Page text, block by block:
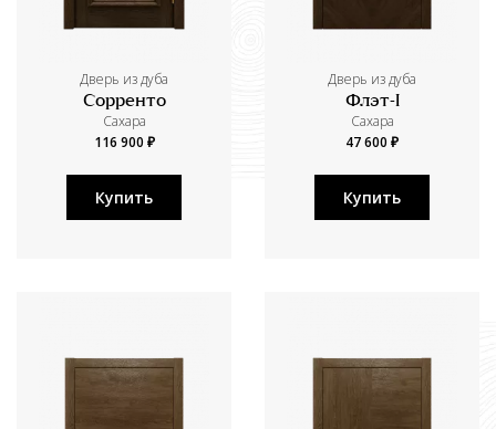
Дверь из дуба
Сорренто
Сахара
116 900 ₽
Купить
Дверь из дуба
Флэт-I
Сахара
47 600 ₽
Купить